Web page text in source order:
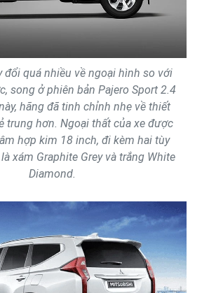
đổi quá nhiều về ngoại hình so với
song ở phiên bản Pajero Sport 2.4
hãng đã tinh chỉnh nhẹ về thiết
trung hơn. Ngoại thất của xe được
hợp kim 18 inch, đi kèm hai tùy
xám Graphite Grey và trắng White
Diamond.